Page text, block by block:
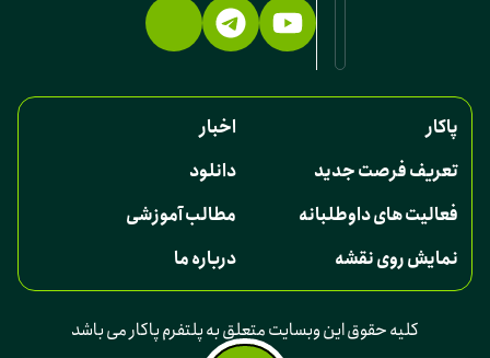
پاکار
اخبار
تعریف فرصت جدید
دانلود
فعالیت های داوطلبانه
مطالب آموزشی
نمایش روی نقشه
درباره ما
کلیه حقوق این وبسایت متعلق به پلتفرم پاکار می باشد